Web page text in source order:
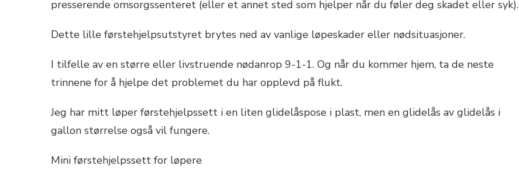
presserende omsorgssenteret (eller et annet sted som hjelper når du føler deg skadet eller syk).
Dette lille førstehjelpsutstyret brytes ned av vanlige løpeskader eller nødsituasjoner.
I tilfelle av en større eller livstruende nødanrop 9-1-1. Og når du kommer hjem, ta de neste
trinnene for å hjelpe det problemet du har opplevd på flukt.
Jeg har mitt løper førstehjelpssett i en liten glidelåspose i plast, men en glidelås av glidelås i
gallon størrelse også vil fungere.
Mini førstehjelpssett for løpere